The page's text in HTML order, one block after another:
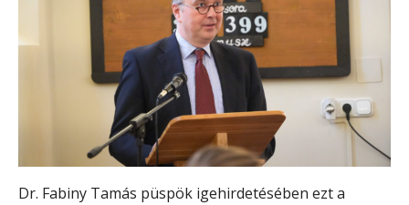
Dr. Fabiny Tamás püspök igehirdetésében ezt a